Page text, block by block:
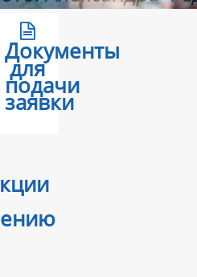
Документы
для
подачи
заявки